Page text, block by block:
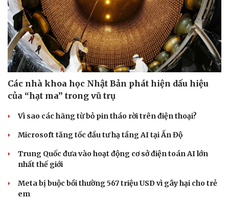
Cây thuốc
Sản phụ khoa
Nhi khoa
Nam khoa
Làm đẹp - giảm cân
Phòng mạch online
Ăn sạch sống khỏe
Blog
Tình yêu - Gia đình
Các nhà khoa học Nhật Bản phát hiện dấu hiệu
của “hạt ma” trong vũ trụ
Vì sao các hãng từ bỏ pin tháo rời trên điện thoại?
Microsoft tăng tốc đầu tư hạ tầng AI tại Ấn Độ
Trung Quốc đưa vào hoạt động cơ sở điện toán AI lớn
nhất thế giới
Meta bị buộc bồi thường 567 triệu USD vì gây hại cho trẻ
em